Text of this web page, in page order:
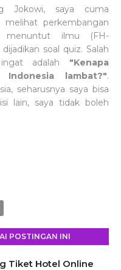
Jokowi, saya cuma
melihat perkembangan
menuntut ilmu (FH-
soal quiz. Salah
adalah "Kenapa
lambat?".
seharusnya saya bisa
lain, saya tidak boleh
POSTINGAN INI
Tiket Hotel Online